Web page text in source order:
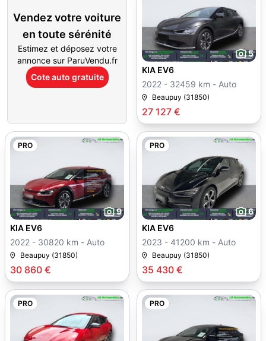
Vendez votre voiture
en toute sérénité
Estimez et déposez votre
annonce sur ParuVendu.fr
Cote auto gratuite
5
27 127 €
KIA EV6
2022 - 32459 km - Auto
Beaupuy (31850)
PRO
9
30 860 €
KIA EV6
2022 - 30820 km - Auto
Beaupuy (31850)
PRO
6
35 430 €
KIA EV6
2023 - 41200 km - Auto
Beaupuy (31850)
PRO PRO